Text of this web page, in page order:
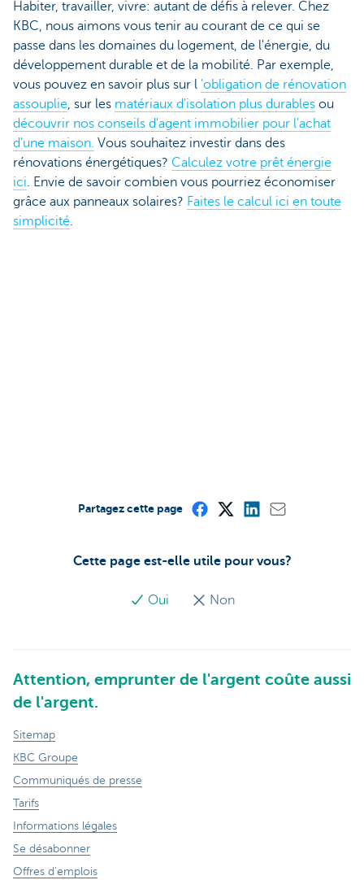
Habiter, travailler, vivre: autant de défis à relever. Chez
KBC, nous aimons vous tenir au courant de ce qui se
passe dans les domaines du logement, de l'énergie, du
développement durable et de la mobilité. Par exemple,
vous pouvez en savoir plus sur l 'obligation de rénovation
assouplie, sur les matériaux d'isolation plus durables ou
découvrir nos conseils d'agent immobilier pour l'achat
d'une maison. Vous souhaitez investir dans des
rénovations énergétiques? Calculez votre prêt énergie
ici. Envie de savoir combien vous pourriez économiser
grâce aux panneaux solaires? Faites le calcul ici en toute
simplicité.
Cette page est-elle utile pour vous?
Oui Non
Partagez cette page
Attention, emprunter de l'argent coûte aussi
de l'argent.
Sitemap
KBC Groupe
Communiqués de presse
Tarifs
Informations légales
Se désabonner
Offres d'emplois